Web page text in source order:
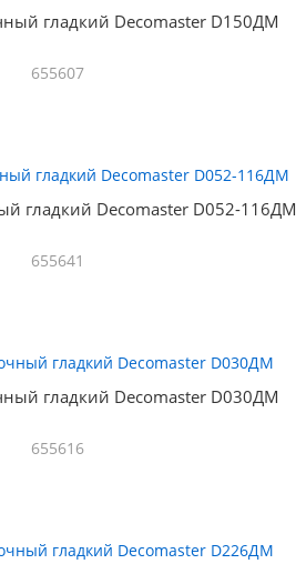
гладкий Decomaster D150ДМ
655607
гладкий Decomaster D052-116ДМ
655641
гладкий Decomaster D030ДМ
655616